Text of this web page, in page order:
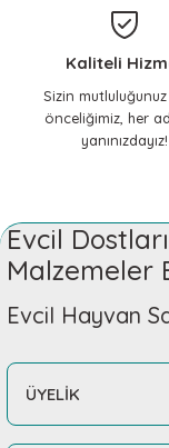
Kaliteli
Sizin
önceliğimiz, her
yanınızdayız!
Evcil
Malzemeler
Evcil Hayvan
ÜYELİK